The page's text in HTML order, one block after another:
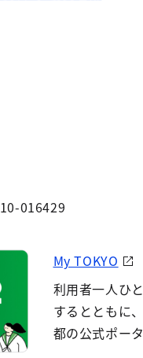
016429
My TOKYO
利用者一人ひ
するとともに
都の公式ポー